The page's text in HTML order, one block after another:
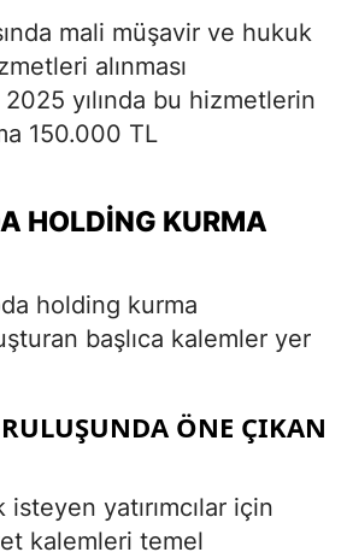
mali müşavir ve hukuk
alınması
yılında bu hizmetlerin
150.000 TL
HOLDING KURMA
holding kurma
başlıca kalemler yer
ÖNE ÇIKAN
yatırımcılar için
kalemleri temel